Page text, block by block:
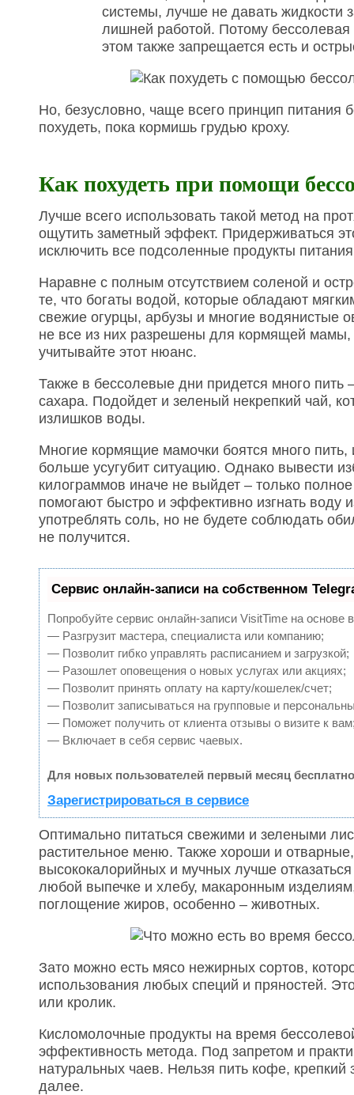
системы, лучше не давать жидкости
лишней работой. Потому
этом также запрещается есть и
Но, безусловно, чаще всего принцип питания
похудеть, пока кормишь грудью кроху.
Как похудеть при помощи
Лучше всего использовать такой метод на
ощутить заметный эффект. Придерживаться
исключить все подсоленные продукты
Наравне с полным отсутствием соленой и
те, что богаты водой, которые обладают
свежие огурцы, арбузы и многие водянистые
не все из них разрешены для кормящей
учитывайте этот нюанс.
Также в бессолевые дни придется много
сахара. Подойдет и зеленый некрепкий чай,
излишков воды.
Многие кормящие мамочки боятся много
больше усугубит ситуацию. Однако вывести
килограммов иначе не выйдет – только
помогают быстро и эффективно изгнать воду
употреблять соль, но не будете соблюдать
не получится.
Сервис онлайн-записи на собственном
Попробуйте сервис онлайн-записи VisitTime на основе
— Разгрузит мастера, специалиста или компанию;
— Позволит гибко управлять расписанием и загрузкой;
— Разошлет оповещения о новых услугах или акциях;
— Позволит принять оплату на карту/кошелек/счет;
— Позволит записываться на групповые и
— Поможет получить от клиента отзывы о визите к
— Включает в себя сервис чаевых.
Для новых пользователей первый месяц
Зарегистрироваться в сервисе
Оптимально питаться свежими и зелеными
растительное меню. Также хороши и
высококалорийных и мучных лучше
любой выпечке и хлебу, макаронным
поглощение жиров, особенно – животных.
Зато можно есть мясо нежирных сортов,
использования любых специй и пряностей.
или кролик.
Кисломолочные продукты на время
эффективность метода. Под запретом и
натуральных чаев. Нельзя пить кофе,
далее.